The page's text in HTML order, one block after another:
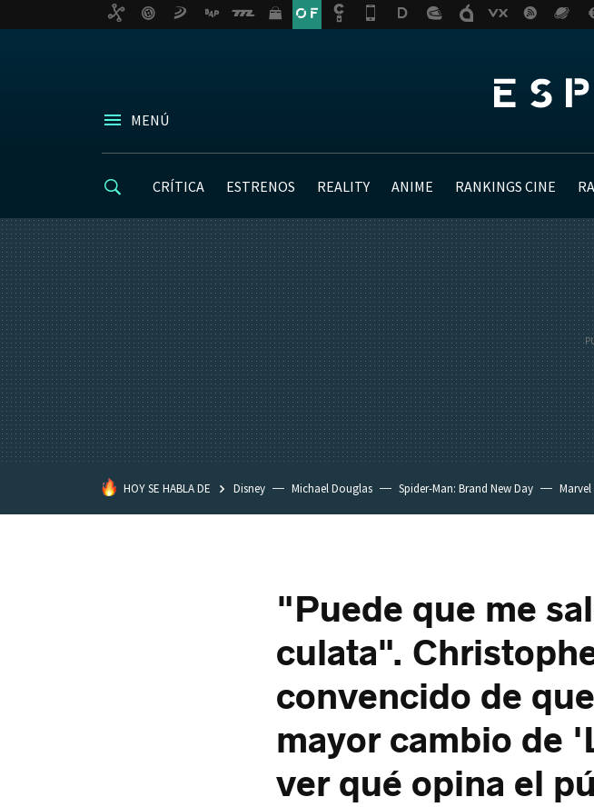
MENÚ
CRÍTICA ESTRENOS REALITY ANIME RANKINGS CINE
HOY SE HABLA DE Disney Michael Douglas Spider-Man: Brand New Day Marvel
"Puede que me
culata".
convencido de
mayor cambio de
ver qué opina el